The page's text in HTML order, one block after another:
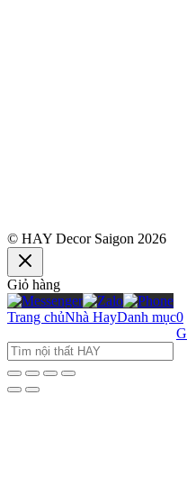
© HAY Decor Saigon 2026
Giỏ hàng
Trang chủNhà HayDanh mục0